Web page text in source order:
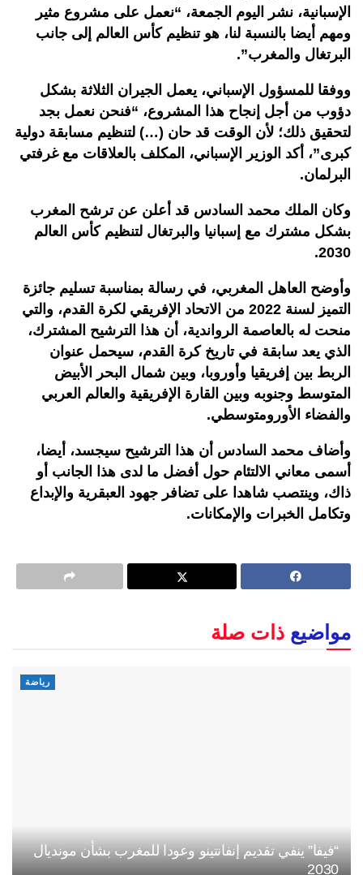
الإسبانية، نشر اليوم الجمعة، “نعمل على مشروع مثير
ومهم أيضا بالنسبة لنا، هو تنظيم كأس العالم إلى جانب
البرتغال والمغرب”.
ووفقا للمسؤول الإسباني، يعمل الجيران الثلاثة بشكل
دؤوب من أجل إنجاح هذا المشروع، “فنحن نعمل بجد
لتحقيق ذلك؛ لأن الوقت قد حان (…) لتنظيم مسابقة دولية
كبرى”، أكد الوزير الإسباني، المكلف بالعلاقات مع غرفتي
البرلمان.
وكان الملك محمد السادس قد أعلن عن ترشح المغرب
بشكل مشترك مع إسبانيا والبرتغال لتنظيم كأس العالم
2030.
وأوضح العاهل المغربي، في رسالة بمناسبة تسليم جائزة
التميز لسنة 2022 من الاتحاد الإفريقي لكرة القدم، والتي
منحت له بالعاصمة الرواندية، أن هذا الترشيح المشترك،
الذي يعد سابقة في تاريخ كرة القدم، سيحمل عنوان
الربط بين إفريقيا وأوروبا، وبين شمال البحر الأبيض
المتوسط وجنوبه وبين القارة الإفريقية والعالم العربي
والفضاء الأورومتوسطي.
وأضاف محمد السادس أن هذا الترشيح سيجسد، أيضا،
أسمى معاني الالتئام حول أفضل ما لدى هذا الجانب أو
ذاك، وينتصب شاهدا على تضافر جهود العبقرية والإبداع
وتكامل الخبرات والإمكانات.
مواضيع ذات صلة
رياضة
“فيفا” ينفي تقديم إنفانتينو وعودا للمغرب بشأن مونديال
2030